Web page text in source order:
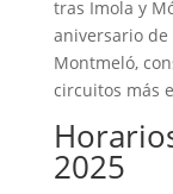
tras Imola y
aniversario de
Montmeló,
circuitos más
2025